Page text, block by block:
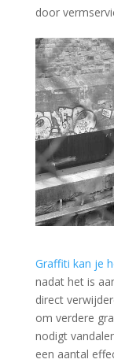
door
Graffiti kan je
nadat het is
direct
om verdere
nodigt
een aantal